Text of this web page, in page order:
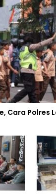
Cara Polres